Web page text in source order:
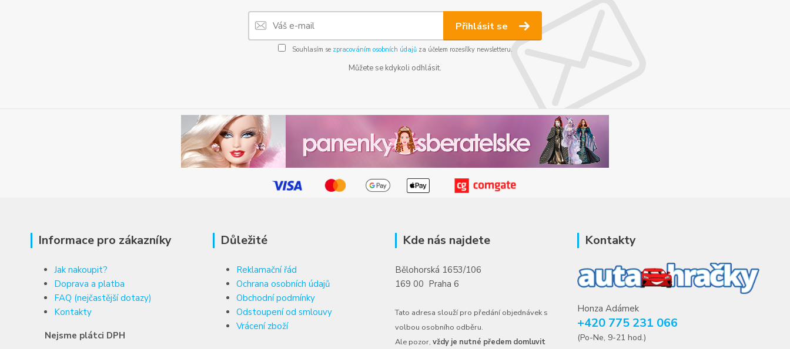
Přihlásit se
Souhlasím se zpracováním osobních údajůza účelem rozesílky newsletteru.
Můžete se kdykoli odhlásit.
Informace pro zákazníky
Jak nakoupit?
Doprava a platba
FAQ (nejčastější dotazy)
Kontakty
Nejsme plátci DPH
Důležité
Reklamační řád
Ochrana osobních údajů
Obchodní podmínky
Odstoupení od smlouvy
Vrácení zboží
Kde nás najdete
Bělohorská 1653/106
169 00 Praha 6
Tato adresa slouží pro předání objednávek s
volbou osobního odběru.
Ale pozor, vždy je nutné předem domluvit
Kontakty
Honza Adámek
+420 775 231 066
(Po-Ne, 9-21 hod.)